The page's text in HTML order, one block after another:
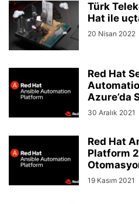
Türk
Hat ile
20 Nisan 2022
Red Hat
Azure’da
30 Aralık 2021
Red Hat
Platform
19 Kasım 2021